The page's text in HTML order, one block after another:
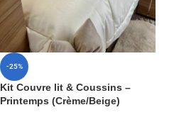
-25%
Kit Couvre lit & Coussins –
Printemps (Crème/Beige)